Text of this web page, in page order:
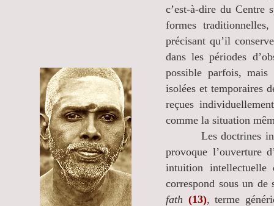
c’est-à-dire du Centre
formes
précisant qu’il
dans les périodes
possible parfois,
isolées et temporaires
reçues
comme la situation
Les doctrines
provoque l’ouverture
intuition
correspond sous un de
fath (13), terme